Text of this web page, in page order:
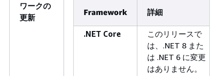
ワークの
更新
Framework 詳細
.NET Core
このリリースで
は、.NET 8 また
は .NET 6 に変更
はありません。